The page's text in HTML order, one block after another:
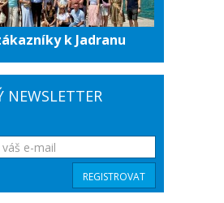
k Jadranu
NEWSLETTER